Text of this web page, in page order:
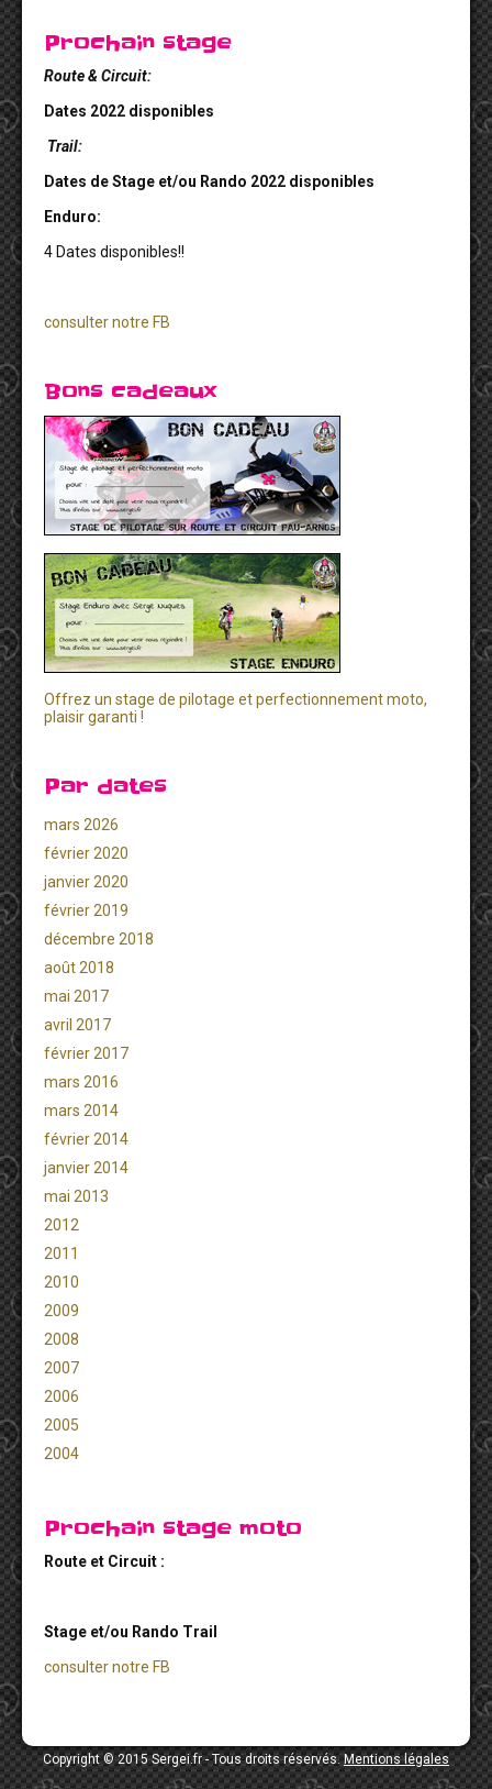
Prochain stage
Route & Circuit:
Dates 2022 disponibles
Trail:
Dates de Stage et/ou Rando 2022 disponibles
Enduro:
4 Dates disponibles!!
consulter notre FB
Bons cadeaux
Offrez un stage de pilotage et perfectionnement moto,
plaisir garanti !
Par dates
mars 2026
février 2020
janvier 2020
février 2019
décembre 2018
août 2018
mai 2017
avril 2017
février 2017
mars 2016
mars 2014
février 2014
janvier 2014
mai 2013
2012
2011
2010
2009
2008
2007
2006
2005
2004
Prochain stage moto
Route et Circuit :
Stage et/ou Rando Trail
consulter notre FB
Copyright © 2015 Sergei.fr - Tous droits réservés.Mentions légales